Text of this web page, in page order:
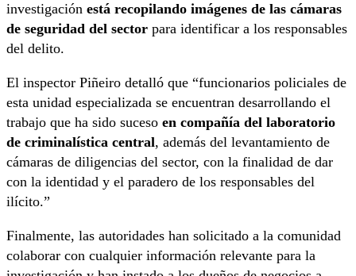
investigación está recopilando imágenes de las cámaras
de seguridad del sector para identificar a los responsables
del delito.
El inspector Piñeiro detalló que “funcionarios policiales de
esta unidad especializada se encuentran desarrollando el
trabajo que ha sido suceso en compañía del laboratorio
de criminalística central, además del levantamiento de
cámaras de diligencias del sector, con la finalidad de dar
con la identidad y el paradero de los responsables del
ilícito.”
Finalmente, las autoridades han solicitado a la comunidad
colaborar con cualquier información relevante para la